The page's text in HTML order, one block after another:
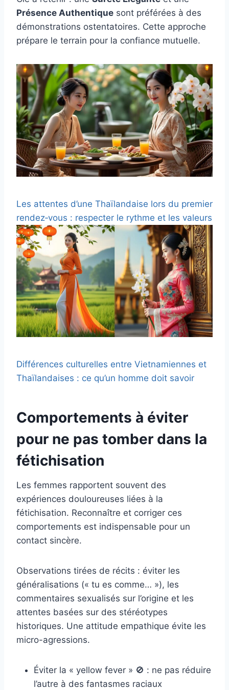
Présence Authentique sont préférées à des
démonstrations ostentatoires. Cette approche
prépare le terrain pour la confiance mutuelle.
Les attentes d’une Thaïlandaise lors du premier
rendez‑vous : respecter le rythme et les valeurs
Différences culturelles entre Vietnamiennes et
Thaïlandaises : ce qu’un homme doit savoir
Comportements à éviter
pour ne pas tomber dans la
fétichisation
Les femmes rapportent souvent des
expériences douloureuses liées à la
fétichisation. Reconnaître et corriger ces
comportements est indispensable pour un
contact sincère.
Observations tirées de récits : éviter les
généralisations (« tu es comme… »), les
commentaires sexualisés sur l’origine et les
attentes basées sur des stéréotypes
historiques. Une attitude empathique évite les
micro-agressions.
Éviter la « yellow fever » 🚫 : ne pas réduire
l’autre à des fantasmes raciaux